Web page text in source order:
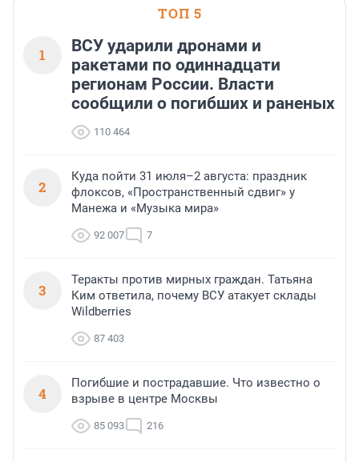
ТОП 5
1
ВСУ ударили дронами и
ракетами по одиннадцати
регионам России. Власти
сообщили о погибших и раненых
110 464
2
Куда пойти 31 июля–2 августа: праздник
флоксов, «Пространственный сдвиг» у
Манежа и «Музыка мира»
92 007 7
3
Теракты против мирных граждан. Татьяна
Ким ответила, почему ВСУ атакует склады
Wildberries
87 403
4
Погибшие и пострадавшие. Что известно о
взрыве в центре Москвы
85 093 216